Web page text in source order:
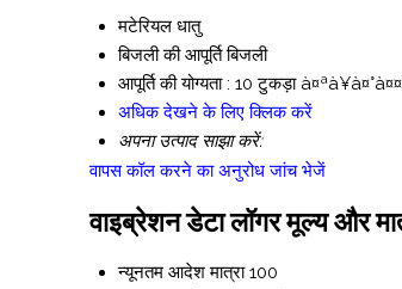
मटेरियल धातु
बिजली की आपूर्ति बिजली
आपूर्ति की योग्यता : 10 टुकड़ा
अधिक देखने के लिए क्लिक करें
अपना उत्पाद साझा करें:
वापस कॉल करने का अनुरोध जांच भेजें
वाइब्रेशन डेटा लॉगर मूल्य और
न्यूनतम आदेश मात्रा 100